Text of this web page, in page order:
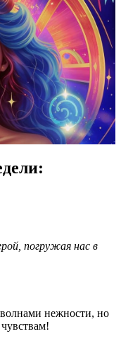
погружая нас в
нежности, но